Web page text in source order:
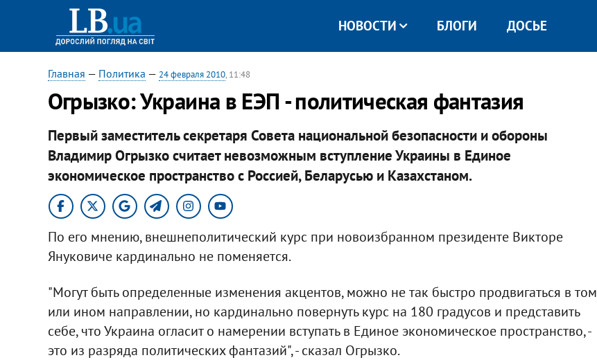
НОВОСТИ БЛОГИ ДОСЬЕ
Главная — Политика — 24 февраля 2010, 11:48
Огрызко: Украина в ЕЭП - политическая фантазия
Первый заместитель секретаря Совета национальной безопасности и обороны
Владимир Огрызко считает невозможным вступление Украины в Единое
экономическое пространство с Россией, Беларусью и Казахстаном.
По его мнению, внешнеполитический курс при новоизбранном президенте Викторе
Януковиче кардинально не поменяется.
"Могут быть определенные изменения акцентов, можно не так быстро продвигаться в том
или ином направлении, но кардинально повернуть курс на 180 градусов и представить
себе, что Украина огласит о намерении вступать в Единое экономическое пространство, -
это из разряда политических фантазий", - сказал Огрызко.